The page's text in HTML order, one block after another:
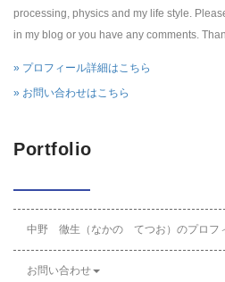
processing, physics and my life style.
in my blog or you have any comments.
» プロフィール詳細はこちら
» お問い合わせはこちら
Portfolio
中野 徹生（なかの てつお）のプロフ
お問い合わせ